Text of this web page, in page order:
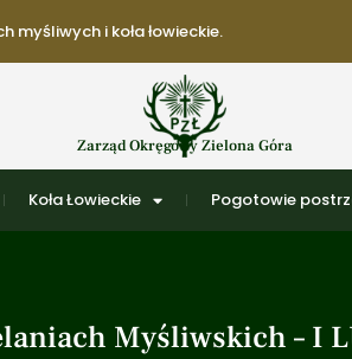
i koła łowieckie.
Zarząd Okręgowy Zielona Góra
Koła Łowieckie Pogotowie
Myśliwskich – I